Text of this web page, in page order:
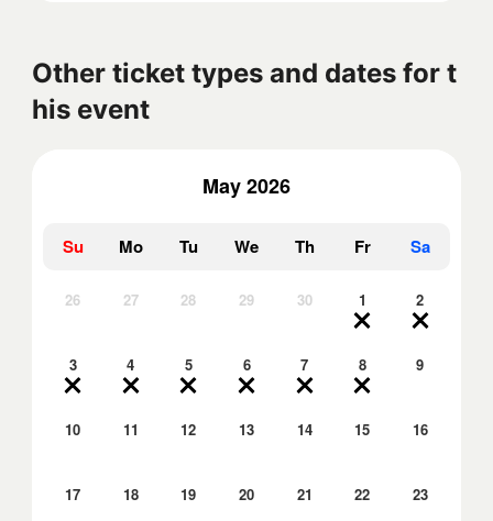
Other ticket types and dates for t
his event
May 2026
Su Mo Tu We Th Fr Sa
26 27 28 29 30 1 2
3 4 5 6 7 8 9
10 11 12 13 14 15 16
17 18 19 20 21 22 23